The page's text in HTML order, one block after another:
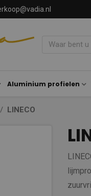
Aluminium profielen
LINECO